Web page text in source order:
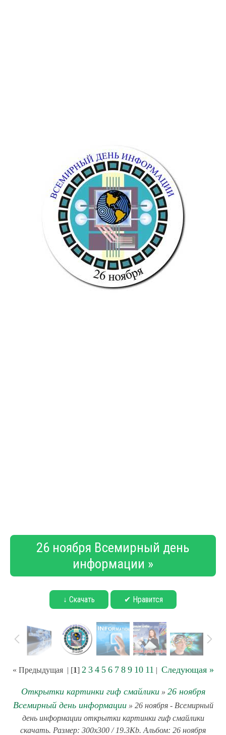
26 ноября Всемирный день
информации »
↓ Скачать ✔ Нравится
« Предыдущая| [1] 2 3 4 5 6 7 8 9 10 11 | Следующая »
Открытки картинки гиф смайлики» 26 ноября
Всемирный день информации» 26 ноября - Всемирный
день информации открытки картинки гиф смайлики
скачать. Размер: 300x300 / 19.3Kb. Альбом: 26 ноября